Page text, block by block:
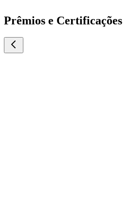
Prêmios e Certificações